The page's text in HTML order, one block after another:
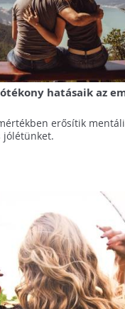
hatásaik az
erősítik
jólétünket.